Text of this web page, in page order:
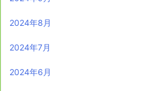
2024年8月
2024年7月
2024年6月